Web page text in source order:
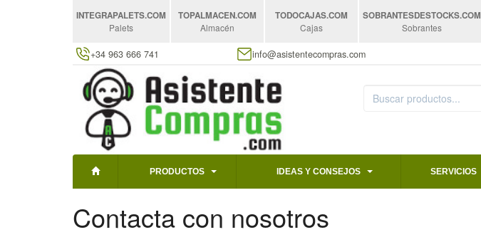
INTEGRAPALETS.COM
Palets
TOPALMACEN.COM
Almacén
TODOCAJAS.COM
Cajas
SOBRANTESDESTOCKS.COM
Sobrantes
+34 963 666 741 info@asistentecompras.com
PRODUCTOS IDEAS Y CONSEJOS SERVICIOS
Contacta con nosotros